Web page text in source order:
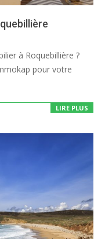
à Roquebillière ?
pour votre
LIRE PLUS